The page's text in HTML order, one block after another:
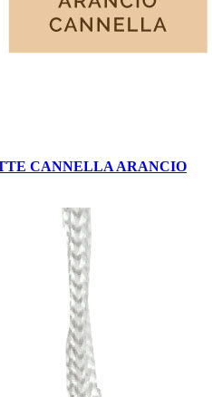
CANNELLA ARANCIO